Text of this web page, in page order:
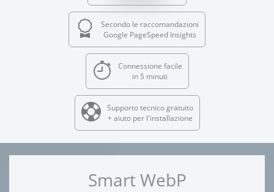
Secondo le raccomandazioni
Google PageSpeed Insights
Connessione facile
in 5 minuti
Supporto tecnico gratuito
+ aiuto per l'installazione
Smart WebP